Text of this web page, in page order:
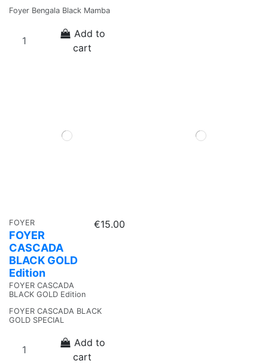
Foyer Bengala Black Mamba
Add to
cart
FOYER
FOYER
CASCADA
BLACK GOLD
Edition
FOYER CASCADA
BLACK GOLD Edition
€15.00
FOYER CASCADA BLACK
GOLD SPECIAL
Add to
cart